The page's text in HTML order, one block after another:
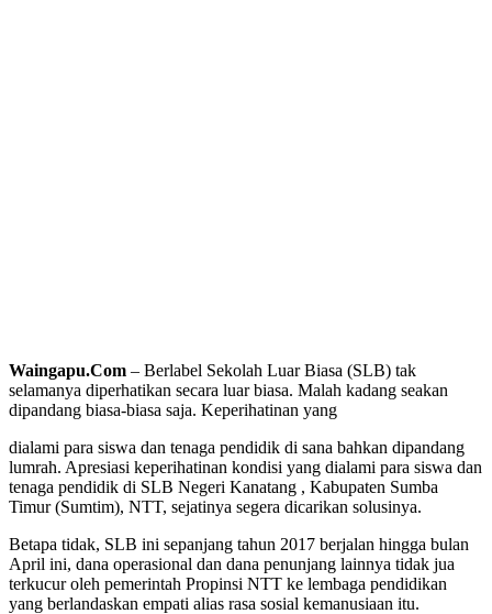
Waingapu.Com – Berlabel Sekolah Luar Biasa (SLB) tak
selamanya diperhatikan secara luar biasa. Malah kadang seakan
dipandang biasa-biasa saja. Keperihatinan yang
dialami para siswa dan tenaga pendidik di sana bahkan dipandang
lumrah. Apresiasi keperihatinan kondisi yang dialami para siswa dan
tenaga pendidik di SLB Negeri Kanatang , Kabupaten Sumba
Timur (Sumtim), NTT, sejatinya segera dicarikan solusinya.
Betapa tidak, SLB ini sepanjang tahun 2017 berjalan hingga bulan
April ini, dana operasional dan dana penunjang lainnya tidak jua
terkucur oleh pemerintah Propinsi NTT ke lembaga pendidikan
yang berlandaskan empati alias rasa sosial kemanusiaan itu.